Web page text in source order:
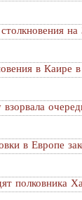
на
в Каире
взорвала
в Европе
полковника